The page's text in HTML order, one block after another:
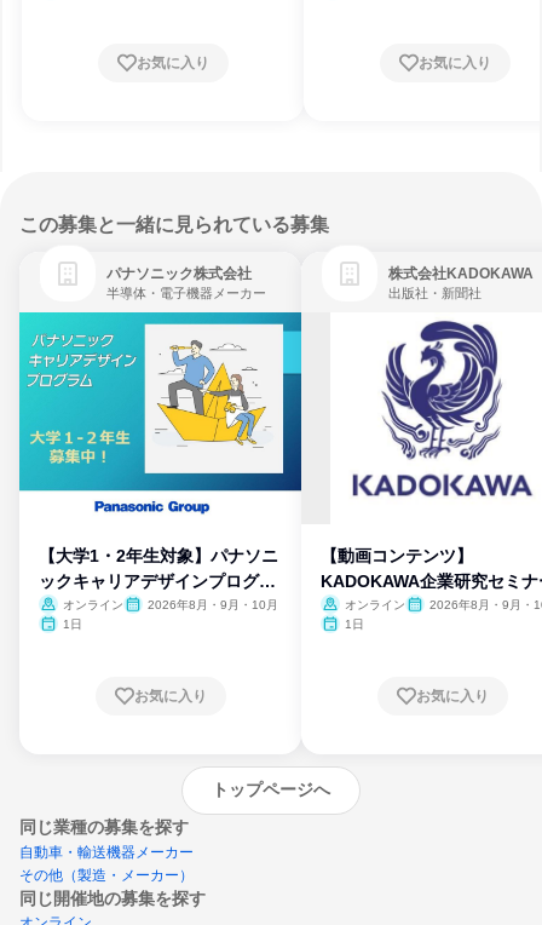
お気に入り お気に入り
この募集と一緒に見られている募集
パナソニック株式会社
半導体・電子機器メーカー
【大学1・2年生対象】パナソニ
ックキャリアデザインプログラ
ム
オンライン
2026年8月・9月・10月
1日
お気に入り
株式会社KADOKAWA
出版社・新聞社
【動画コンテンツ】
KADOKAWA企業研究セミナ
オンライン
2026年8月・9月・
1日
お気に入り
トップページへ
同じ業種の募集を探す
自動車・輸送機器メーカー
その他（製造・メーカー）
同じ開催地の募集を探す